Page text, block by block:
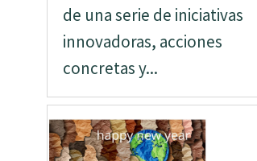
de una serie de iniciativas
innovadoras, acciones
concretas y...